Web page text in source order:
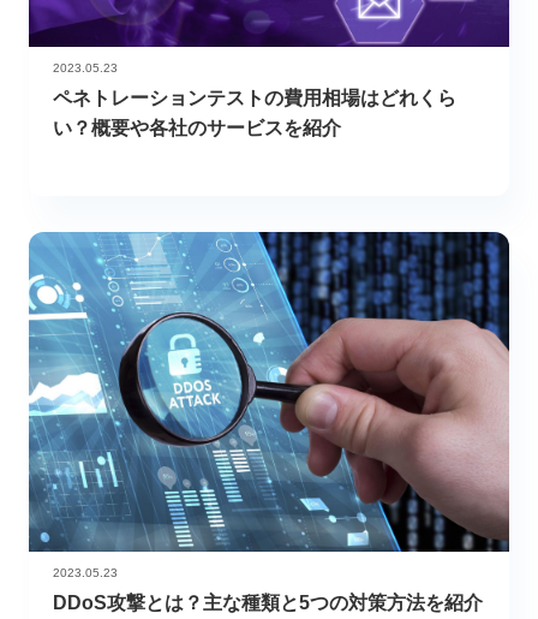
2023.05.23
ペネトレーションテストの費用相場はどれくら
い？概要や各社のサービスを紹介
2023.05.23
DDoS攻撃とは？主な種類と5つの対策方法を紹介